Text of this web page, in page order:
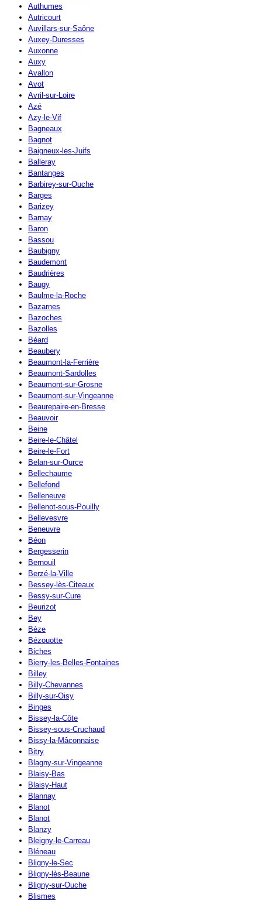
Authumes
Autricourt
Auvillars-sur-Saône
Auxey-Duresses
Auxonne
Auxy
Avallon
Avot
Avril-sur-Loire
Azé
Azy-le-Vif
Bagneaux
Bagnot
Baigneux-les-Juifs
Balleray
Bantanges
Barbirey-sur-Ouche
Barges
Barizey
Barnay
Baron
Bassou
Baubigny
Baudemont
Baudrières
Baugy
Baulme-la-Roche
Bazarnes
Bazoches
Bazolles
Béard
Beaubery
Beaumont-la-Ferrière
Beaumont-Sardolles
Beaumont-sur-Grosne
Beaumont-sur-Vingeanne
Beaurepaire-en-Bresse
Beauvoir
Beine
Beire-le-Châtel
Beire-le-Fort
Belan-sur-Ource
Bellechaume
Bellefond
Belleneuve
Bellenot-sous-Pouilly
Bellevesvre
Beneuvre
Béon
Bergesserin
Bernouil
Berzé-la-Ville
Bessey-lès-Citeaux
Bessy-sur-Cure
Beurizot
Bey
Bèze
Bézouotte
Biches
Bierry-les-Belles-Fontaines
Billey
Billy-Chevannes
Billy-sur-Oisy
Binges
Bissey-la-Côte
Bissey-sous-Cruchaud
Bissy-la-Mâconnaise
Bitry
Blagny-sur-Vingeanne
Blaisy-Bas
Blaisy-Haut
Blannay
Blanot
Blanot
Blanzy
Bleigny-le-Carreau
Bléneau
Bligny-le-Sec
Bligny-lès-Beaune
Bligny-sur-Ouche
Blismes